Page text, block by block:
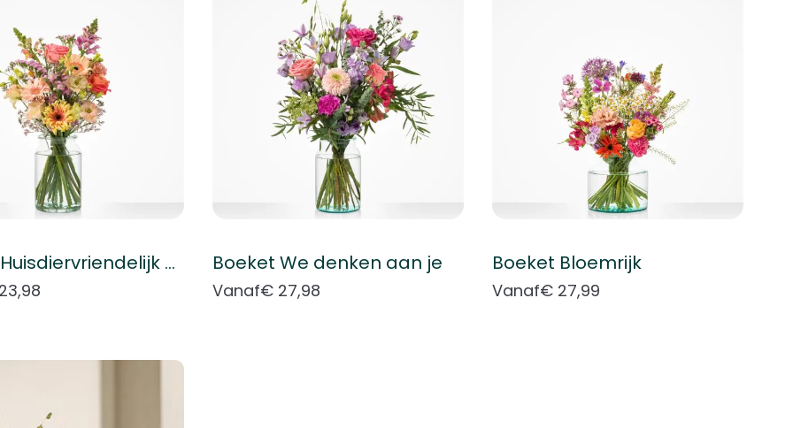
Boeket Huisdiervriendelijk boeket Boeket We denken aan je
Vanaf€ 27,98
Boeket Bloemrijk
Vanaf€ 27,99